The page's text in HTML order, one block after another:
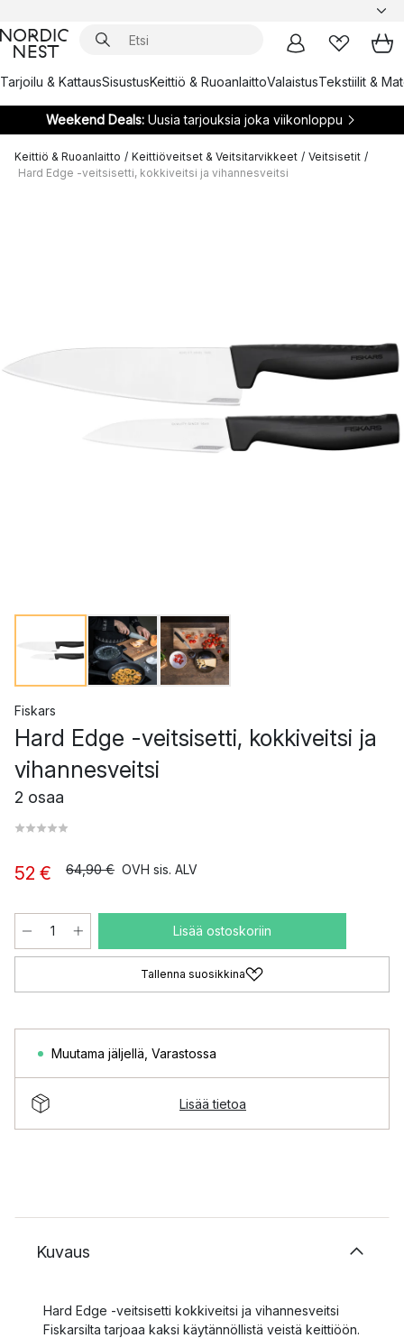
Tarjoilu & KattausSisustusKeittiö & RuoanlaittoValaistusTekstiilit &
Weekend Deals:Uusia tarjouksia joka viikonloppu
Keittiö & Ruoanlaitto / Keittiöveitset & Veitsitarvikkeet / Veitsisetit /
Hard Edge -veitsisetti, kokkiveitsi ja vihannesveitsi
Fiskars
Hard Edge -veitsisetti, kokkiveitsi ja
vihannesveitsi
2 osaa
52 € 64,90 € OVH sis. ALV
Lisää ostoskoriin
Tallenna suosikkina
Muutama jäljellä Varastossa
Lisää tietoa
Kuvaus
Hard Edge -veitsisetti kokkiveitsi ja vihannesveitsi
Fiskarsilta tarjoaa kaksi käytännöllistä veistä keittiöön.